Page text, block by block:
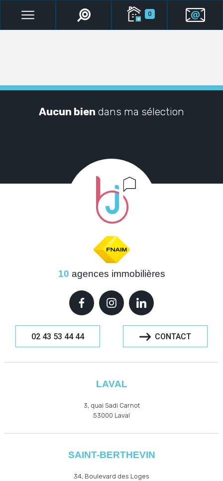
0
Aucun bien dans ma sélection
10 agences immobilières
02 43 53 44 44 CONTACT
LAVAL
3, quai Sadi Carnot
53000 Laval
SAINT-BERTHEVIN
34, Boulevard des Loges